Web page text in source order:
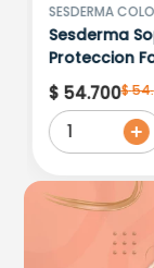
SESDERMA
Sesderma
Proteccion
Kids
Spf 500
$ 54.700$54.
1